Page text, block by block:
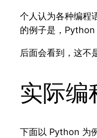
个人认为各种编程
的例子是，Python
后面会看到，这不
实际编
下面以 Python 为